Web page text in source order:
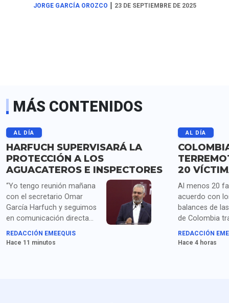
JORGE GARCÍA OROZCO | 23 DE SEPTIEMBRE DE 2025
MÁS CONTENIDOS
AL DÍA
HARFUCH SUPERVISARÁ LA
PROTECCIÓN A LOS
AGUACATEROS E INSPECTORES
“Yo tengo reunión mañana
con el secretario Omar
García Harfuch y seguimos
en comunicación directa
con la embajada de los
Estados Unidos", dice el
REDACCIÓN EMEEQUIS
Hace 11 minutos
AL DÍA
20
Al menos 20
acuerdo con
balances de
de Colombia
de 7.4 que
y occidente del
REDACCIÓN
Hace 4 horas